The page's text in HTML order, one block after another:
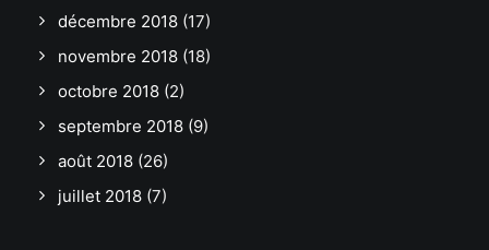
décembre 2018 (17)
novembre 2018 (18)
octobre 2018 (2)
septembre 2018 (9)
août 2018 (26)
juillet 2018 (7)